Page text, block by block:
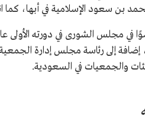
بن سعود الإسلامية في أبها، كما
إضافة إلى رئاسة مجلس إدارة
والجمعيات في السعودية.